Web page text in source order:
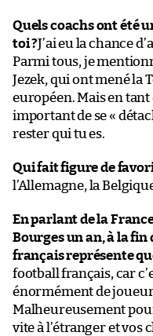
Quels coachs ont été
toi ?J’ai eu la chance
Parmi tous, je
Jezek, qui ont mené la
européen. Mais en tant
important de se «
rester qui tu es.
Qui fait figure de
l’Allemagne, la
En parlant de la
Bourges un an, à la fin
français représente
football français, car
énormément de
Malheureusement
vite à l’étranger et vos